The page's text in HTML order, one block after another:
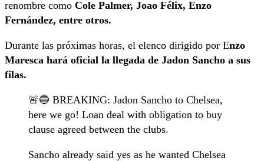
renombre como Cole Palmer, Joao Félix, Enzo
Fernández, entre otros.
Durante las próximas horas, el elenco dirigido por Enzo
Maresca hará oficial la llegada de Jadon Sancho a sus
filas.
🚨🔵 BREAKING: Jadon Sancho to Chelsea,
here we go! Loan deal with obligation to buy
clause agreed between the clubs.
Sancho already said yes as he wanted Chelsea